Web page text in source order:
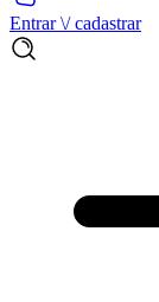
Entrar \/ cadastrar